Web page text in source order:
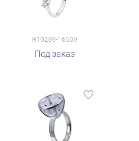
R10289-16509
Под заказ
руб.